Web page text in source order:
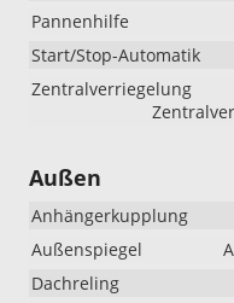
Pannenhilfe
Start/Stop-Automatik
Zentralverriegelung
Außen
Anhängerkupplung
Außenspiegel
Dachreling